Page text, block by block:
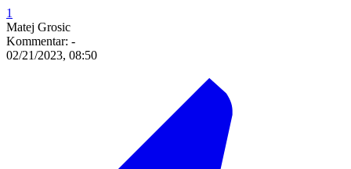
1
Matej Grosic
Kommentar: -
02/21/2023, 08:50